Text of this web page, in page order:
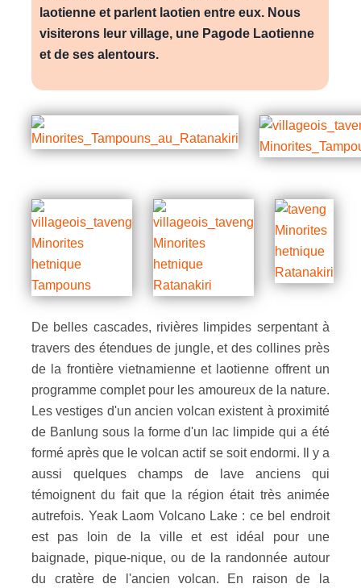
laotienne et parlent laotien entre eux. Nous
visiterons leur village, une Pagode Laotienne
et de ses alentours.
De belles cascades, rivières limpides serpentant à
travers des étendues de jungle, et des collines près
de la frontière vietnamienne et laotienne offrent un
programme complet pour les amoureux de la nature.
Les vestiges d'un ancien volcan existent à proximité
de Banlung sous la forme d'un lac limpide qui a été
formé après que le volcan actif se soit endormi. Il y a
aussi quelques champs de lave anciens qui
témoignent du fait que la région était très animée
autrefois. Yeak Laom Volcano Lake : ce bel endroit
est pas loin de la ville et est idéal pour une
baignade, pique-nique, ou de la randonnée autour
du cratère de l'ancien volcan. En raison de la